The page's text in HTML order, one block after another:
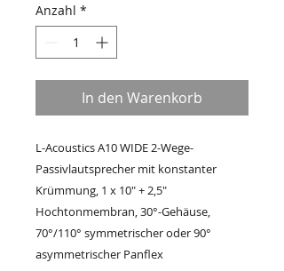
Anzahl *
In den Warenkorb
L-Acoustics A10 WIDE 2-Wege-
Passivlautsprecher mit konstanter
Krümmung, 1 x 10" + 2,5"
Hochtonmembran, 30°-Gehäuse,
70°/110° symmetrischer oder 90°
asymmetrischer Panflex